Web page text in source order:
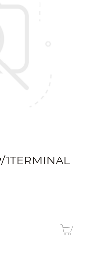
1TERMINAL